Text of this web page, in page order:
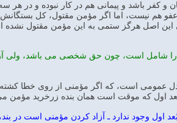
و كفر باشد و پيمانى هم در كار نبوده و
هم نيست، اما اگر مؤمن مقتول، كل
اين اصل هرگز ستمى به اين مؤمن مقتول
را شامل است، چون حق شخصى مى باشد، ولى
عمومى است، كه اگر مؤمنى از روى خطا كشته
اول كه موقت است همان بنده زرخريد مؤمن
اول وجود ندارد ـ آزاد كردن مؤمنى است در